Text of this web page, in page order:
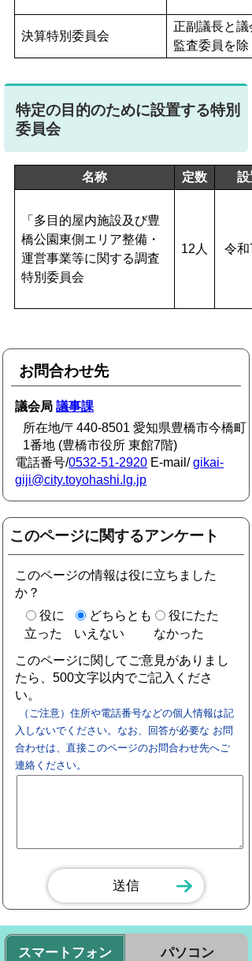
決算特別委員会
正副議長と議
監査委員を除
特定の目的のために設置する特別
委員会
名称 定数 設
「多目的屋内施設及び豊
橋公園東側エリア整備・
運営事業等に関する調査
特別委員会
12人 令和
お問合わせ先
議会局議事課
所在地/〒440-8501 愛知県豊橋市今橋町
1番地 (豊橋市役所 東館7階)
電話番号/0532-51-2920 E-mail/gikai-
giji@city.toyohashi.lg.jp
このページに関するアンケート
このページの情報は役に立ちました
か？
役に
立った
どちらとも
いえない
役にたた
なかった
このページに関してご意見がありまし
たら、500文字以内でご記入くださ
い。
（ご注意）住所や電話番号などの個人情報は記
入しないでください。なお、回答が必要な お問
合わせは、直接このページのお問合わせ先へご
連絡ください。
スマートフォン パソコン